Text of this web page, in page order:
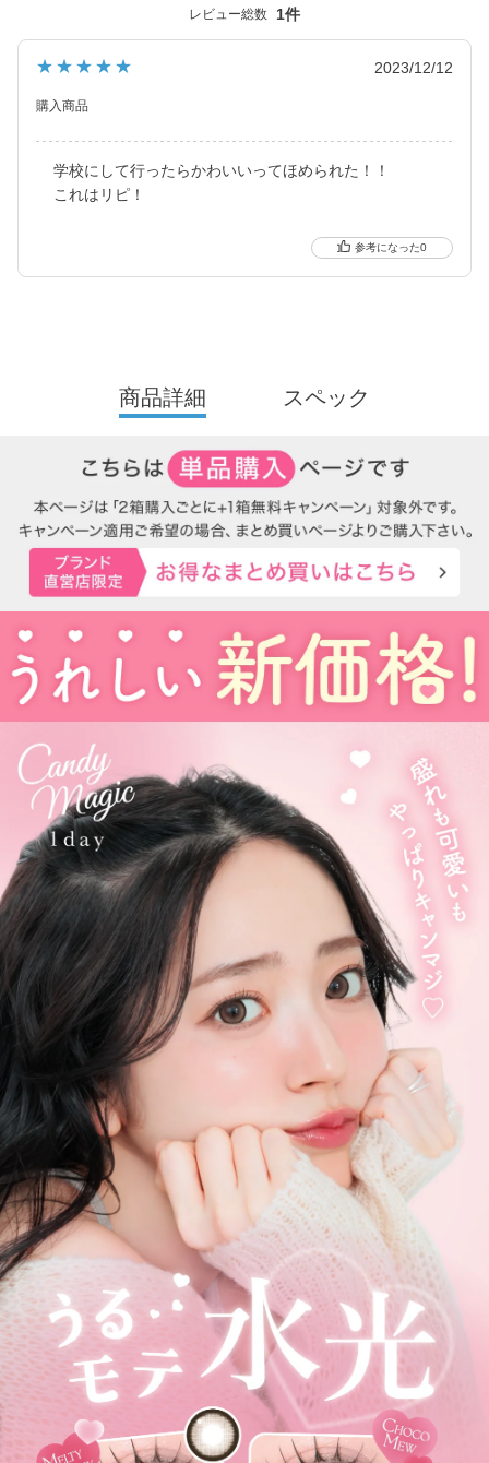
ナチュラル系・ハーフ系・盛り系までバリエーション豊富に揃え
2021年にはブルーライトカット機能・UVカット機能付きの
待望の乱視用カラコン candymagic toric（キャンディーマジッ
ク トーリック）も新登場しました。
より可愛く、より瞳に優しく進化し続けるブランドです。
レビュー総数 1件
★★★★★ 2023/12/12
購入商品
学校にして行ったらかわいいってほめられた！！
これはリピ！
0
商品詳細 スペック